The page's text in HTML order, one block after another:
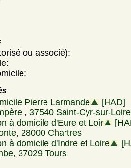
ou associé):
Pierre Larmande
[HAD]
, 37540 Saint-Cyr-sur-Loire
à domicile d'Eure et Loir
28000 Chartres
à domicile d'Indre et Loire
37029 Tours